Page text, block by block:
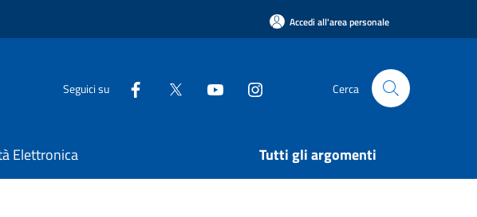
Accedi all'area personale
Seguici su Cerca
Elettronica Tutti gli argomenti